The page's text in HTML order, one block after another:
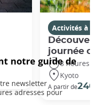
Activités à
journée
8 heures
Kyoto
A partir de240